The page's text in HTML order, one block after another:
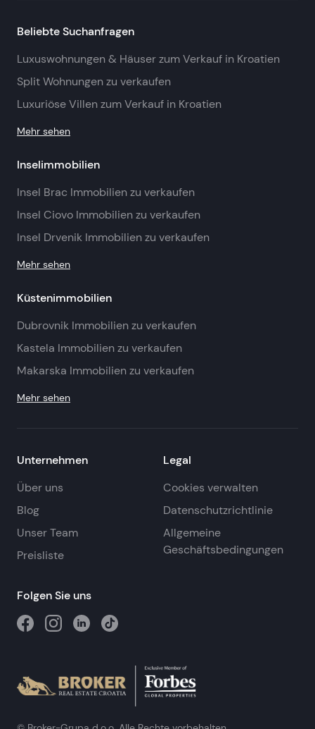
Beliebte Suchanfragen
Luxuswohnungen & Häuser zum Verkauf in Kroatien
Split Wohnungen zu verkaufen
Luxuriöse Villen zum Verkauf in Kroatien
Mehr sehen
Inselimmobilien
Insel Brac Immobilien zu verkaufen
Insel Ciovo Immobilien zu verkaufen
Insel Drvenik Immobilien zu verkaufen
Mehr sehen
Küstenimmobilien
Dubrovnik Immobilien zu verkaufen
Kastela Immobilien zu verkaufen
Makarska Immobilien zu verkaufen
Mehr sehen
Unternehmen
Über uns
Blog
Unser Team
Preisliste
Legal
Cookies verwalten
Datenschutzrichtlinie
Allgemeine
Geschäftsbedingungen
Folgen Sie uns